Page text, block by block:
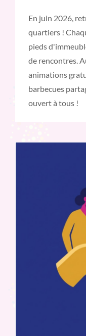
En juin 2026,
quartiers !
pieds
de rencontres.
animations
barbecues
ouvert à tous !